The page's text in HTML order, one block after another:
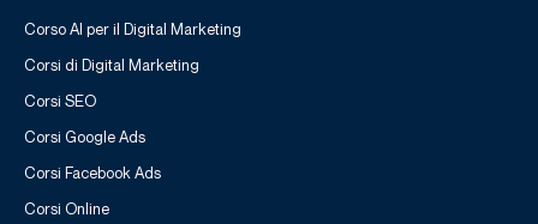
Corso AI per il Digital Marketing
Corsi di Digital Marketing
Corsi SEO
Corsi Google Ads
Corsi Facebook Ads
Corsi Online